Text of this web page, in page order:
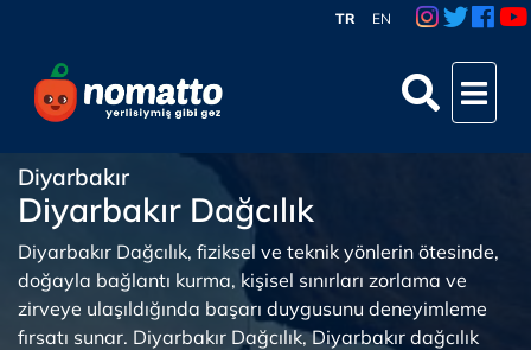
TR EN
Diyarbakır
Diyarbakır Dağcılık
Diyarbakır Dağcılık, fiziksel ve teknik yönlerin ötesinde,
doğayla bağlantı kurma, kişisel sınırları zorlama ve
zirveye ulaşıldığında başarı duygusunu deneyimleme
fırsatı sunar. Diyarbakır Dağcılık, Diyarbakır dağcılık